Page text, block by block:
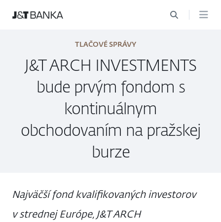
TLAČOVÉ SPRÁVY
J&T ARCH INVESTMENTS
bude prvým fondom s
kontinuálnym
obchodovaním na pražskej
burze
Najväčší fond kvalifikovaných investorov
v strednej Európe, J&T ARCH